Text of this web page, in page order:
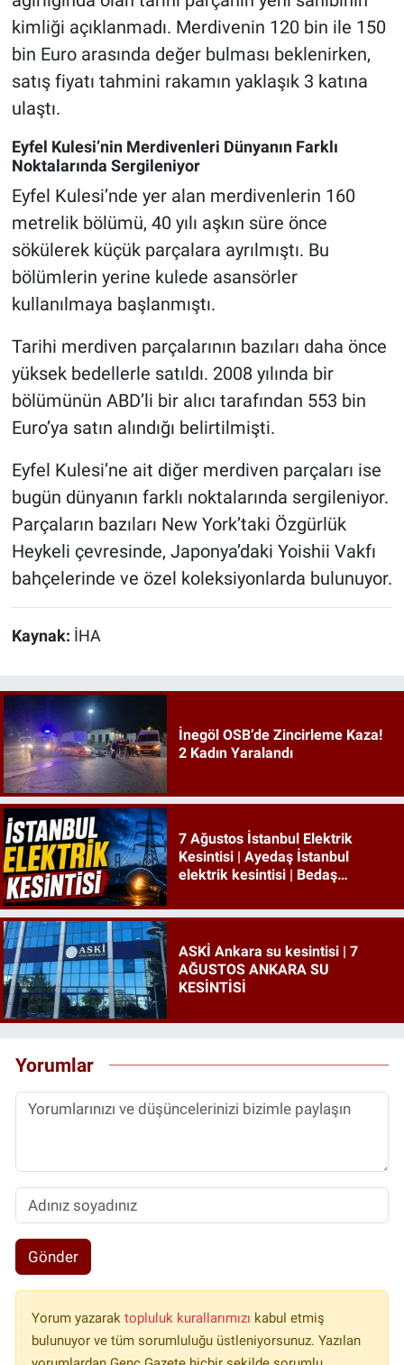
kimliği açıklanmadı. Merdivenin 120 bin ile 150
bin Euro arasında değer bulması beklenirken,
satış fiyatı tahmini rakamın yaklaşık 3 katına
ulaştı.
Eyfel Kulesi’nin Merdivenleri Dünyanın Farklı
Noktalarında Sergileniyor
Eyfel Kulesi’nde yer alan merdivenlerin 160
metrelik bölümü, 40 yılı aşkın süre önce
sökülerek küçük parçalara ayrılmıştı. Bu
bölümlerin yerine kulede asansörler
kullanılmaya başlanmıştı.
Tarihi merdiven parçalarının bazıları daha önce
yüksek bedellerle satıldı. 2008 yılında bir
bölümünün ABD’li bir alıcı tarafından 553 bin
Euro’ya satın alındığı belirtilmişti.
Eyfel Kulesi’ne ait diğer merdiven parçaları ise
bugün dünyanın farklı noktalarında sergileniyor.
Parçaların bazıları New York’taki Özgürlük
Heykeli çevresinde, Japonya’daki Yoishii Vakfı
bahçelerinde ve özel koleksiyonlarda bulunuyor.
Kaynak: İHA
İnegöl OSB’de Zincirleme Kaza!
2 Kadın Yaralandı
7 Ağustos İstanbul Elektrik
Kesintisi | Ayedaş İstanbul
elektrik kesintisi | Bedaş
ASKİ Ankara su kesintisi | 7
AĞUSTOS ANKARA SU
KESİNTİSİ
Yorumlar
Gönder
Yorum yazarak topluluk kurallarımızı kabul etmiş
bulunuyor ve tüm sorumluluğu üstleniyorsunuz. Yazılan